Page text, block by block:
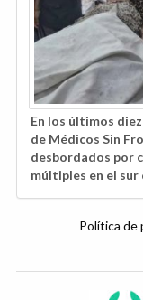
En los últimos
de Médicos Sin
desbordados por
múltiples en el sur
Política de